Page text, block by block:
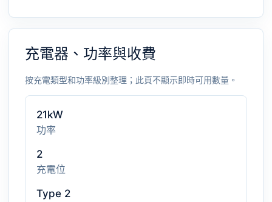
充電器、功率與收費
按充電類型和功率級別整理；此頁不顯示即時可用數量。
21kW
功率
2
充電位
Type 2